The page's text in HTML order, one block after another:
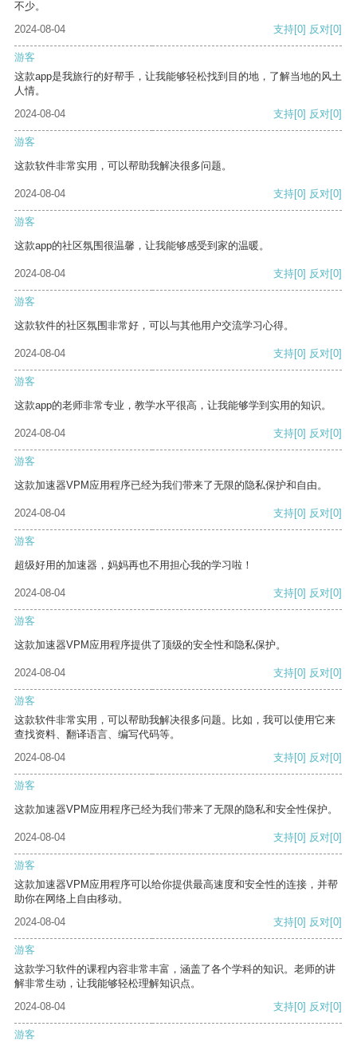
不少。
2024-08-04
支持[0] 反对[0]
游客
这款app是我旅行的好帮手，让我能够轻松找到目的地，了解当地的风土
人情。
2024-08-04
支持[0] 反对[0]
游客
这款软件非常实用，可以帮助我解决很多问题。
2024-08-04 支持[0] 反对[0]
游客
这款app的社区氛围很温馨，让我能够感受到家的温暖。
2024-08-04 支持[0] 反对[0]
游客
这款软件的社区氛围非常好，可以与其他用户交流学习心得。
2024-08-04 支持[0] 反对[0]
游客
这款app的老师非常专业，教学水平很高，让我能够学到实用的知识。
2024-08-04 支持[0] 反对[0]
游客
这款加速器VPM应用程序已经为我们带来了无限的隐私保护和自由。
2024-08-04 支持[0] 反对[0]
游客
超级好用的加速器，妈妈再也不用担心我的学习啦！
2024-08-04 支持[0] 反对[0]
游客
这款加速器VPM应用程序提供了顶级的安全性和隐私保护。
2024-08-04 支持[0] 反对[0]
游客
这款软件非常实用，可以帮助我解决很多问题。比如，我可以使用它来
查找资料、翻译语言、编写代码等。
2024-08-04
支持[0] 反对[0]
游客
这款加速器VPM应用程序已经为我们带来了无限的隐私和安全性保护。
2024-08-04 支持[0] 反对[0]
游客
这款加速器VPM应用程序可以给你提供最高速度和安全性的连接，并帮
助你在网络上自由移动。
2024-08-04
支持[0] 反对[0]
游客
这款学习软件的课程内容非常丰富，涵盖了各个学科的知识。老师的讲
解非常生动，让我能够轻松理解知识点。
2024-08-04
支持[0] 反对[0]
游客